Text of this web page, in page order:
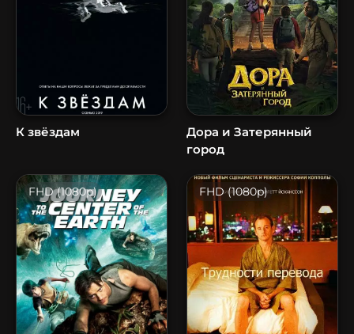
К звёздам
Дора и Затерянный
город
FHD (1080p) FHD (1080p)